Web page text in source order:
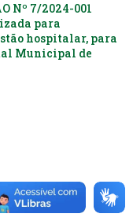
Nº 7/2024-001
para
hospitalar, para
Municipal de